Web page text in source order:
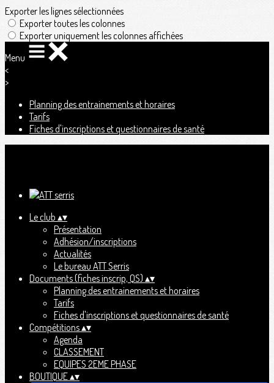
Exporter les lignes sélectionnées
Exporter toutes les colonnes
Exporter uniquement les colonnes affichées
Menu
<
>
Planning des entrainements et horaires
Tarifs
Fiches d'inscriptions et questionnaires de santé
Le club ▴▾
Présentation
Adhésion/inscriptions
Actualités
Le bureau ATT Serris
Documents (fiches inscrip, QS) ▴▾
Planning des entrainements et horaires
Tarifs
Fiches d'inscriptions et questionnaires de santé
Compétitions▴▾
Agenda
CLASSEMENT
EQUIPES 2EME PHASE
BOUTIQUE▴▾